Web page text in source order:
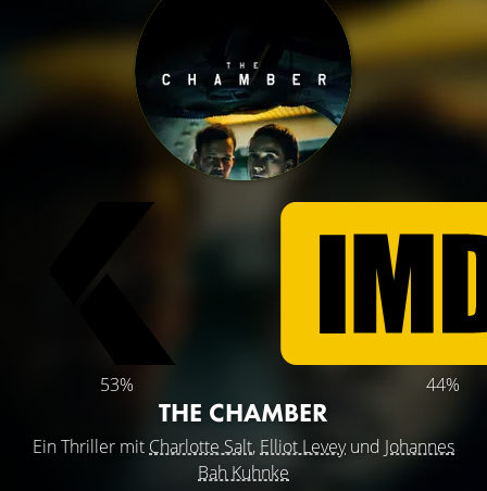
53% 44%
THE CHAMBER
Ein Thriller mit Charlotte Salt, Elliot Leveyund Johannes
Bah Kuhnke